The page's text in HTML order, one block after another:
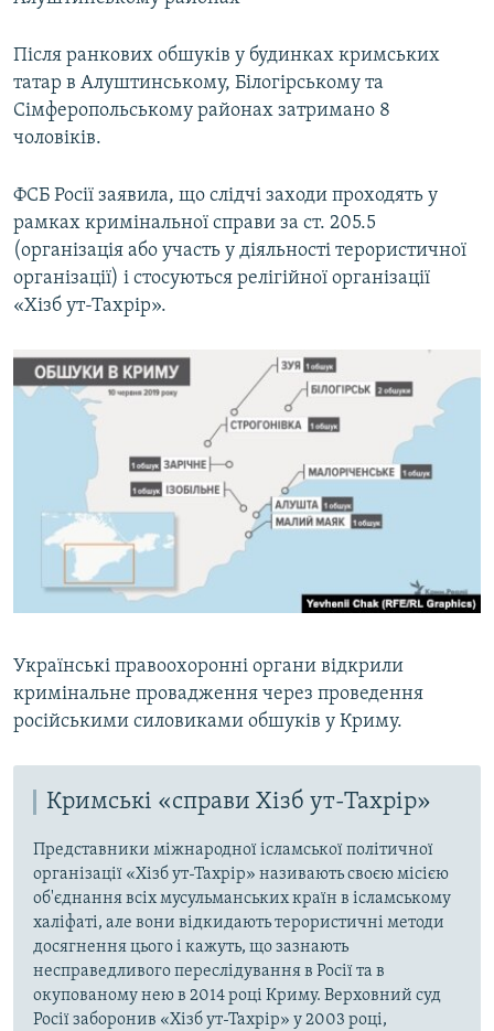
Після ранкових обшуків у будинках кримських
татар в Алуштинському, Білогірському та
Сімферопольському районах затримано 8
чоловіків.
ФСБ Росії заявила, що слідчі заходи проходять у
рамках кримінальної справи за ст. 205.5
(організація або участь у діяльності терористичної
організації) і стосуються релігійної організації
«Хізб ут-Тахрір».
Українські правоохоронні органи відкрили
кримінальне провадження через проведення
російськими силовиками обшуків у Криму.​
Кримські «справи Хізб ут-Тахрір»
Представники міжнародної ісламської політичної
організації «Хізб ут-Тахрір» називають своєю місією
об'єднання всіх мусульманських країн в ісламському
халіфаті, але вони відкидають терористичні методи
досягнення цього і кажуть, що зазнають
несправедливого переслідування в Росії та в
окупованому нею в 2014 році Криму. Верховний суд
Росії заборонив «Хізб ут-Тахрір» у 2003 році,